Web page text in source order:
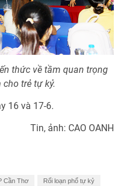
thức về tầm quan trọng
trẻ tự kỷ.
16 và 17-6.
Tin, ảnh: CAO OANH
Cần Thơ Rối loạn phổ tự kỷ